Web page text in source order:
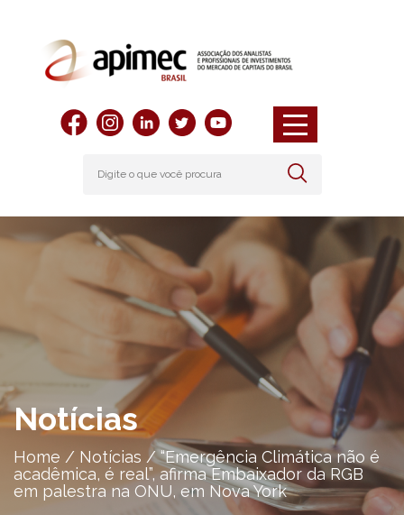
Notícias
Home / Notícias /“Emergência Climática não é
acadêmica, é real”, afirma Embaixador da RGB
em palestra na ONU, em Nova York